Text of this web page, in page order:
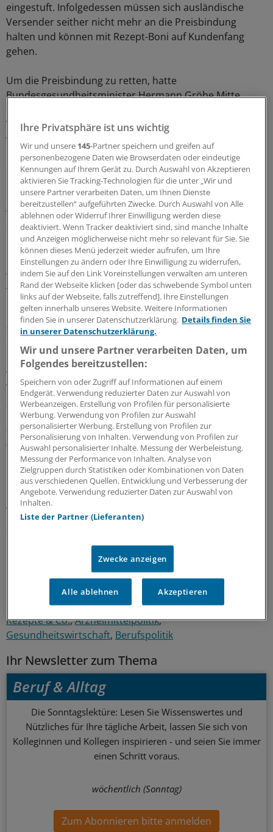
eingestuft. Infolgedessen müssen sich ausländische
Versender seither nicht mehr an die Preisbindung
halten und können mit Rezept-Boni auf Kundenfang
gehen.
Um die Preisbindung zu retten, hatte
Bundesgesundheitsminister Hermann Gröhe Mitte
Verbot des Versandhandels mit
verschreibungspflichtigen Arzneimitteln" vorgelegt.
Dagegen machen die Grünen nun geltend, dass die "in
diesem Referentenentwurf enthaltenen Argumente für
das beabsichtigte Verbot denen gleichen, die bereits
erfolglos für den Erhalt der Preisbindung vor dem EuGH
vorgetragen wurden". Tatsächlich hatte der EuGH in
seiner Urteilsbegründung ausdrücklich bemängelt, die
Bundesregierung habe im Prozess lediglich behauptet,
Rx-Boni gefährdeten die flächendeckende
Arzneimittelversorgung. Stichhaltige Beweise für diese
Aussage habe sie aber keine vorgelegt.
Die Grünen fragen sich jetzt, wie denn die Regierung
trotzdem auf die Idee komme, ihr mit gleichem Tenor
eingeläutetes Verbotsvorhaben könnte europarechtlich
zulässig sein? Ob inzwischen neue Erkenntnisse zu den
vermeintlich negativen Struktureinflüssen des Rx-
Versands vorlägen und wie die aussähen? – In diesem
Zusammenhang erinnern die Grünen an eine
Gegenäußerung der Bundesregierung zu einem
früheren Verbotsantrag des Bundesrates aus 2012,
wonach zumindest aus Gründen des
Gesundheitsschutzes allein ein Verbot des Rx-Versands
nicht zu rechtfertigen wäre. Die Regierung habe
"keinerlei Hinweise darauf", hieß es damals, "dass die
Arzneimittelabgabe im Wege des Versandes erhöhte
Gefahren gegenüber der Arzneimittelabgabe in
Schlagworte:
Rezepte & Co. Arzneimittelpolitik
Gesundheitswirtschaft Berufspolitik
Ihr Newsletter zum Thema
Beruf & Alltag
Die Sonntagslektüre: Lesen Sie Wissenswertes und
Nützliches für Ihre tägliche Arbeit, lassen Sie sich von
Kolleginnen und Kollegen inspirieren - und seien Sie immer
einen Schritt voraus.
wöchentlich (Sonntag)
Zum Abonnieren bitte anmelden
Ihre Privatsphäre ist uns wichtig
Wir und unsere 145-Partner speichern und greifen auf
personenbezogene Daten wie Browserdaten oder eindeutige
Kennungen auf Ihrem Gerät zu. Durch Auswahl von Akzeptieren
aktivieren Sie Tracking-Technologien für die unter „Wir und
unsere Partner verarbeiten Daten, um Ihnen Dienste
bereitzustellen“ aufgeführten Zwecke. Durch Auswahl von Alle
ablehnen oder Widerruf Ihrer Einwilligung werden diese
deaktiviert. Wenn Tracker deaktiviert sind, sind manche Inhalte
und Anzeigen möglicherweise nicht mehr so relevant für Sie. Sie
können dieses Menü jederzeit wieder aufrufen, um Ihre
Einstellungen zu ändern oder Ihre Einwilligung zu widerrufen,
indem Sie auf den Link Voreinstellungen verwalten am unteren
Rand der Webseite klicken [oder das schwebende Symbol unten
links auf der Webseite, falls zutreffend]. Ihre Einstellungen
gelten innerhalb unseres Website. Weitere Informationen
finden Sie in unserer Datenschutzerklärung. Details finden Sie
in unserer Datenschutzerklärung.
Wir und unsere Partner verarbeiten Daten, um
Folgendes bereitzustellen:
Speichern von oder Zugriff auf Informationen auf einem
Endgerät. Verwendung reduzierter Daten zur Auswahl von
Werbeanzeigen. Erstellung von Profilen für personalisierte
Werbung. Verwendung von Profilen zur Auswahl
personalisierter Werbung. Erstellung von Profilen zur
Personalisierung von Inhalten. Verwendung von Profilen zur
Auswahl personalisierter Inhalte. Messung der Werbeleistung.
Messung der Performance von Inhalten. Analyse von
Zielgruppen durch Statistiken oder Kombinationen von Daten
aus verschiedenen Quellen. Entwicklung und Verbesserung der
Angebote. Verwendung reduzierter Daten zur Auswahl von
Inhalten.
Liste der Partner (Lieferanten)
Zwecke anzeigen
Alle ablehnen Akzeptieren